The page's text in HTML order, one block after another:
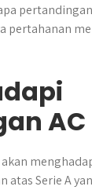
pertahanan
atas Serie A